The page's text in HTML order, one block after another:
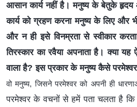
आसान कार्य नहीं है। मनुष्य के बेतुके हृदय
कार्य को ग्रहण करना मनुष्य के लिए और
और न ही इसे विनम्रता से स्वीकार
तिरस्कार का रवैया अपनाता है। क्या यह
वाला है? इस प्रकार के मनुष्य कैसे
वो मनुष्य, जिसने परमेश्वर को अपनी ही
परमेश्वर के वचनों से हमें पता चलता है